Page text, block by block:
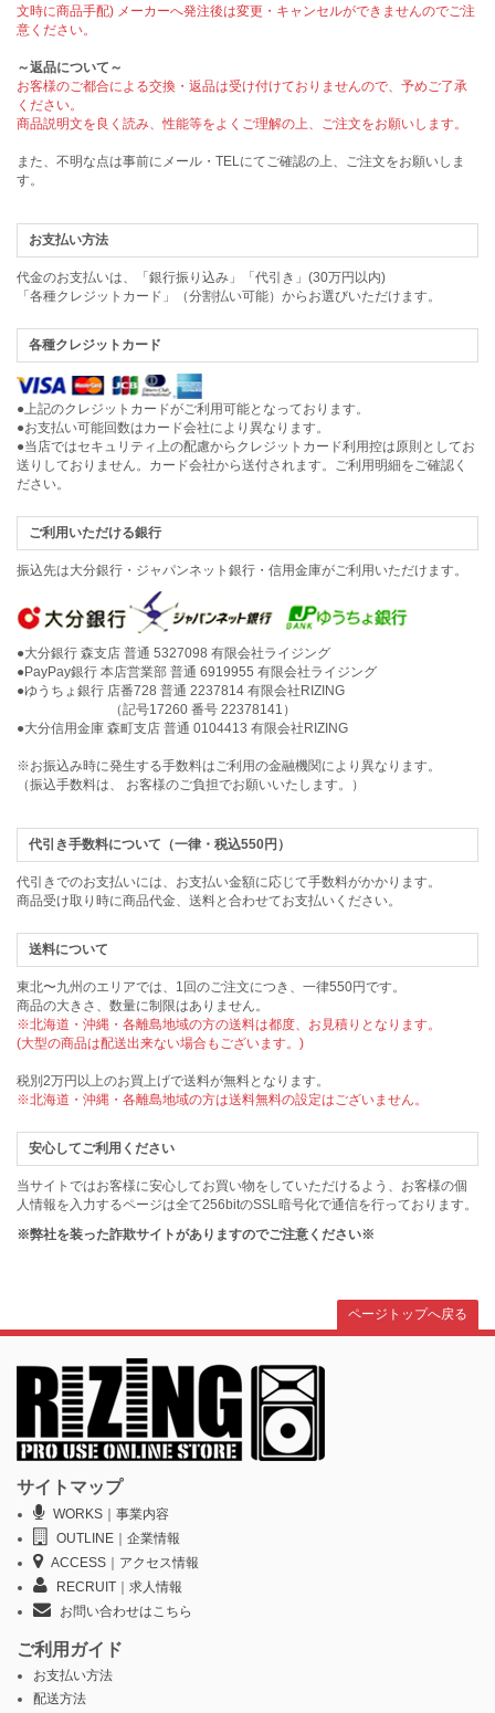
文時に商品手配) メーカーへ発注後は変更・キャンセルができませんのでご注
意ください。
～返品について～
お客様のご都合による交換・返品は受け付けておりませんので、予めご了承
ください。
商品説明文を良く読み、性能等をよくご理解の上、ご注文をお願いします。
また、不明な点は事前にメール・TELにてご確認の上、ご注文をお願いしま
す。
お支払い方法
代金のお支払いは、「銀行振り込み」「代引き」(30万円以内)
「各種クレジットカード」（分割払い可能）からお選びいただけます。
各種クレジットカード
●上記のクレジットカードがご利用可能となっております。
●お支払い可能回数はカード会社により異なります。
●当店ではセキュリティ上の配慮からクレジットカード利用控は原則としてお
送りしておりません。カード会社から送付されます。ご利用明細をご確認く
ださい。
ご利用いただける銀行
振込先は大分銀行・ジャパンネット銀行・信用金庫がご利用いただけます。
●大分銀行 森支店 普通 5327098 有限会社ライジング
●PayPay銀行 本店営業部 普通 6919955 有限会社ライジング
●ゆうちょ銀行 店番728 普通 2237814 有限会社RIZING
（記号17260 番号 22378141）
●大分信用金庫 森町支店 普通 0104413 有限会社RIZING
※お振込み時に発生する手数料はご利用の金融機関により異なります。
（振込手数料は、 お客様のご負担でお願いいたします。）
代引き手数料について（一律・税込550円）
代引きでのお支払いには、お支払い金額に応じて手数料がかかります。
商品受け取り時に商品代金、送料と合わせてお支払いください。
送料について
東北〜九州のエリアでは、1回のご注文につき、一律550円です。
商品の大きさ、数量に制限はありません。
※北海道・沖縄・各離島地域の方の送料は都度、お見積りとなります。
(大型の商品は配送出来ない場合もございます。)
税別2万円以上のお買上げで送料が無料となります。
※北海道・沖縄・各離島地域の方は送料無料の設定はございません。
安心してご利用ください
当サイトではお客様に安心してお買い物をしていただけるよう、お客様の個
人情報を入力するページは全て256bitのSSL暗号化で通信を行っております。
※弊社を装った詐欺サイトがありますのでご注意ください※
ページトップへ戻る
サイトマップ
WORKS｜事業内容
OUTLINE｜企業情報
ACCESS｜アクセス情報
RECRUIT｜求人情報
お問い合わせはこちら
ご利用ガイド
お支払い方法
配送方法